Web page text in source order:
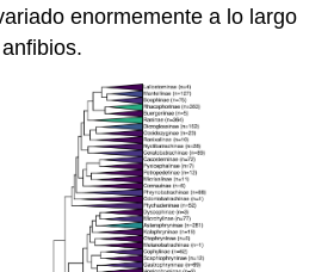
enormemente a lo largo